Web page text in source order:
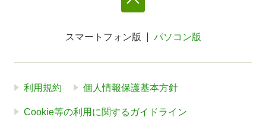
スマートフォン版 パソコン版
利用規約 個人情報保護基本方針
Cookie等の利用に関するガイドライン